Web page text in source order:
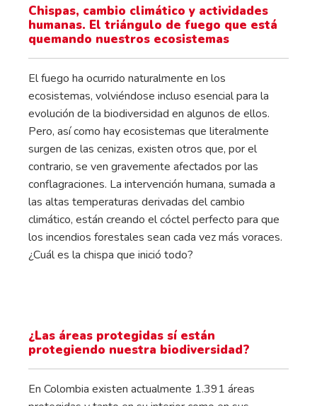
Chispas, cambio climático y actividades
humanas. El triángulo de fuego que está
quemando nuestros ecosistemas
El fuego ha ocurrido naturalmente en los
ecosistemas, volviéndose incluso esencial para la
evolución de la biodiversidad en algunos de ellos.
Pero, así como hay ecosistemas que literalmente
surgen de las cenizas, existen otros que, por el
contrario, se ven gravemente afectados por las
conflagraciones. La intervención humana, sumada a
las altas temperaturas derivadas del cambio
climático, están creando el cóctel perfecto para que
los incendios forestales sean cada vez más voraces.
¿Cuál es la chispa que inició todo?
¿Las áreas protegidas sí están
protegiendo nuestra biodiversidad?
En Colombia existen actualmente 1.391 áreas